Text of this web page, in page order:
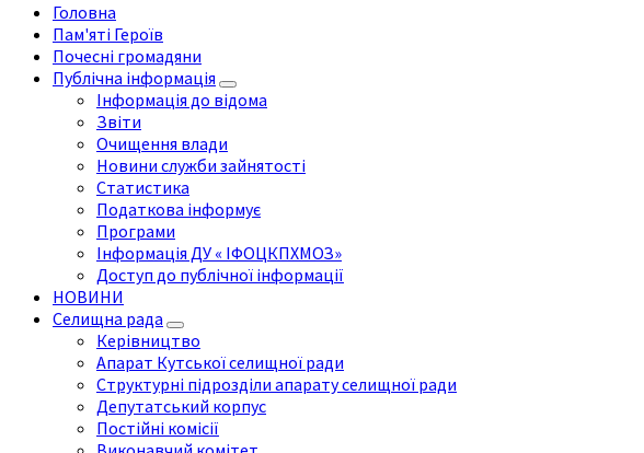
Головна
Пам'яті Героїв
Почесні громадяни
Публічна інформація
Інформація до відома
Звіти
Очищення влади
Новини служби зайнятості
Статистика
Податкова інформує
Програми
Інформація ДУ « ІФОЦКПХМОЗ»
Доступ до публічної інформації
НОВИНИ
Селищна рада
Керівництво
Апарат Кутської селищної ради
Структурні підрозділи апарату селищної ради
Депутатський корпус
Постійні комісії